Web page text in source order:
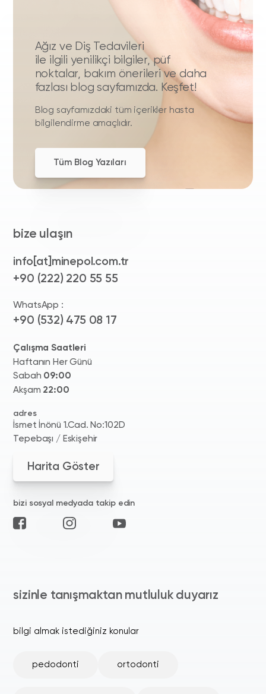
Ağız ve Diş Tedavileri
ile ilgili yenilikçi bilgiler, püf
noktalar, bakım önerileri ve daha
fazlası blog sayfamızda. Keşfet!
Blog sayfamızdaki tüm içerikler hasta
bilgilendirme amaçlıdır.
Tüm Blog Yazıları
bize ulaşın
info[at]minepol.com.tr
+90 (222) 220 55 55
WhatsApp :
+90 (532) 475 08 17
Çalışma Saatleri
Haftanın Her Günü
Sabah 09:00
Akşam 22:00
adres
İsmet İnönü 1.Cad. No:102D
Tepebaşı / Eskişehir
Harita Göster
bizi sosyal medyada takip edin
sizinle tanışmaktan mutluluk duyarız
bilgi almak istediğiniz konular
pedodonti ortodonti